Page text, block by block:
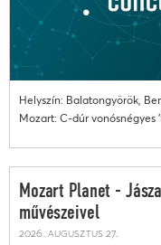
Helyszín: Balatongyörök,
Mozart: C-dúr vonósnégyes
Mozart Planet -
művészeivel
2026. augusztus 27.